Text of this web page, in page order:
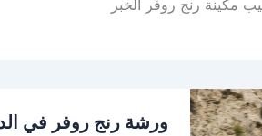
مكينة رنج روفر الخبر
ورشة رنج روفر في
رنج